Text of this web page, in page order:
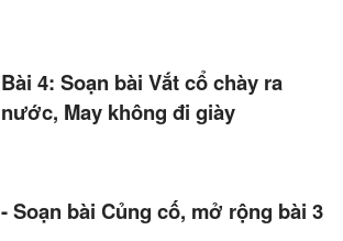
Bài 4: Soạn bài Vắt cổ chày ra
nước, May không đi giày
- Soạn bài Củng cố, mở rộng bài 3